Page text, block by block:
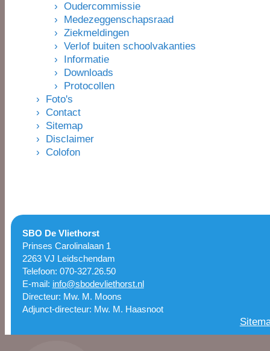
› Oudercommissie
› Medezeggenschapsraad
› Ziekmeldingen
› Verlof buiten schoolvakanties
› Informatie
› Downloads
› Protocollen
› Foto's
› Contact
› Sitemap
› Disclaimer
› Colofon
SBO De Vliethorst
Prinses Carolinalaan 1
2263 VJ Leidschendam
Telefoon: 070-327.26.50
E-mail: info@sbodevliethorst.nl
Directeur: Mw. M. Moons
Adjunct-directeur: Mw. M. Haasnoot